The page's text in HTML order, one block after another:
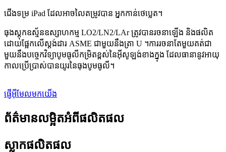
ជើងទម្រ iPad ដែលអាចលៃតម្រូវបាន អ្នកកាន់ថេប្លេត។
ធុងស្តុកឧស្ម័នឧស្សាហកម្ម LO2/LN2/LAr ត្រូវបានរចនាឡើង និងផលិត
ដោយផ្អែកលើស្តង់ដារ ASME ជាមួយនឹងត្រា U ។ការរចនាតែមួយគត់ជា
មួយនឹងបច្ចេកវិទ្យាបូមធូលីកម្រិតខ្ពស់នៃអ៊ីសូឡង់ខាងក្នុង ដែលធានានូវអាយុ
កាលប្រើប្រាស់បានយូរនៃធុងបូមធូលី។
ផ្ញើអ៊ីមែលមកយើង
ព័ត៌មានលម្អិតអំពីផលិតផល
ស្លាកផលិតផល